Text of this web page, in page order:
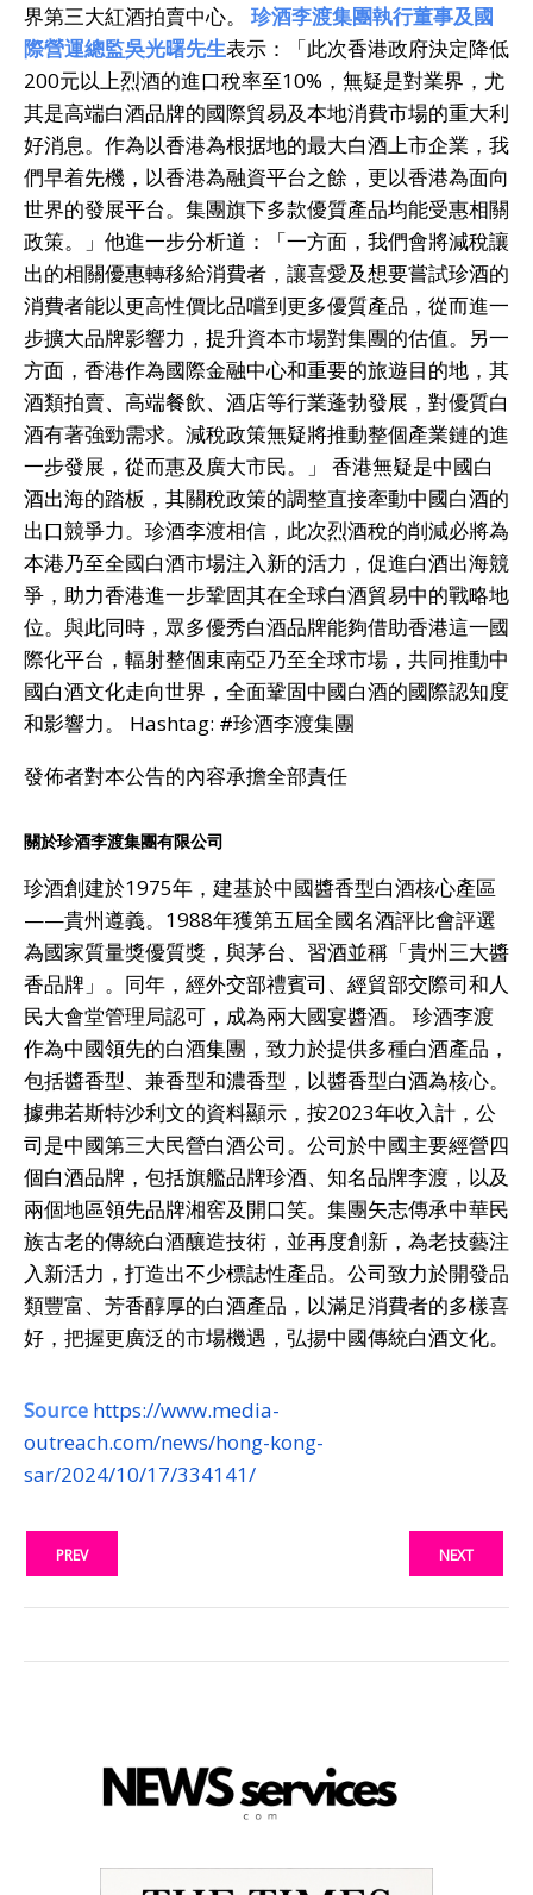
界第三大紅酒拍賣中心。 珍酒李渡集團執行董事及國
際營運總監吳光曙先生表示：「此次香港政府決定降低
200元以上烈酒的進口稅率至10%，無疑是對業界，尤
其是高端白酒品牌的國際貿易及本地消費市場的重大利
好消息。作為以香港為根据地的最大白酒上市企業，我
們早着先機，以香港為融資平台之餘，更以香港為面向
世界的發展平台。集團旗下多款優質產品均能受惠相關
政策。」他進一步分析道：「一方面，我們會將減稅讓
出的相關優惠轉移給消費者，讓喜愛及想要嘗試珍酒的
消費者能以更高性價比品嚐到更多優質產品，從而進一
步擴大品牌影響力，提升資本市場對集團的估值。另一
方面，香港作為國際金融中心和重要的旅遊目的地，其
酒類拍賣、高端餐飲、酒店等行業蓬勃發展，對優質白
酒有著強勁需求。減稅政策無疑將推動整個產業鏈的進
一步發展，從而惠及廣大市民。」 香港無疑是中國白
酒出海的踏板，其關稅政策的調整直接牽動中國白酒的
出口競爭力。珍酒李渡相信，此次烈酒稅的削減必將為
本港乃至全國白酒市場注入新的活力，促進白酒出海競
爭，助力香港進一步鞏固其在全球白酒貿易中的戰略地
位。與此同時，眾多優秀白酒品牌能夠借助香港這一國
際化平台，輻射整個東南亞乃至全球市場，共同推動中
國白酒文化走向世界，全面鞏固中國白酒的國際認知度
和影響力。 Hashtag: #珍酒李渡集團
發佈者對本公告的內容承擔全部責任
關於珍酒李渡集團有限公司
珍酒創建於1975年，建基於中國醬香型白酒核心產區
——貴州遵義。1988年獲第五屆全國名酒評比會評選
為國家質量獎優質獎，與茅台、習酒並稱「貴州三大醬
香品牌」。同年，經外交部禮賓司、經貿部交際司和人
民大會堂管理局認可，成為兩大國宴醬酒。 珍酒李渡
作為中國領先的白酒集團，致力於提供多種白酒產品，
包括醬香型、兼香型和濃香型，以醬香型白酒為核心。
據弗若斯特沙利文的資料顯示，按2023年收入計，公
司是中國第三大民營白酒公司。公司於中國主要經營四
個白酒品牌，包括旗艦品牌珍酒、知名品牌李渡，以及
兩個地區領先品牌湘窖及開口笑。集團矢志傳承中華民
族古老的傳統白酒釀造技術，並再度創新，為老技藝注
入新活力，打造出不少標誌性產品。公司致力於開發品
類豐富、芳香醇厚的白酒產品，以滿足消費者的多樣喜
好，把握更廣泛的市場機遇，弘揚中國傳統白酒文化。
Source https://www.media-
outreach.com/news/hong-kong-
sar/2024/10/17/334141/
PREV NEXT